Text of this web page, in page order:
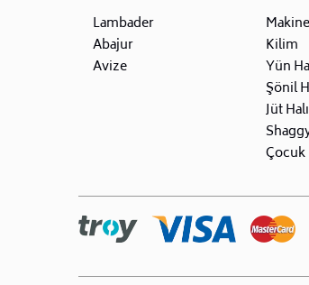
Lambader
Abajur
Avize
Kilim
Yün
Şönil
Jüt Halı
Çocuk